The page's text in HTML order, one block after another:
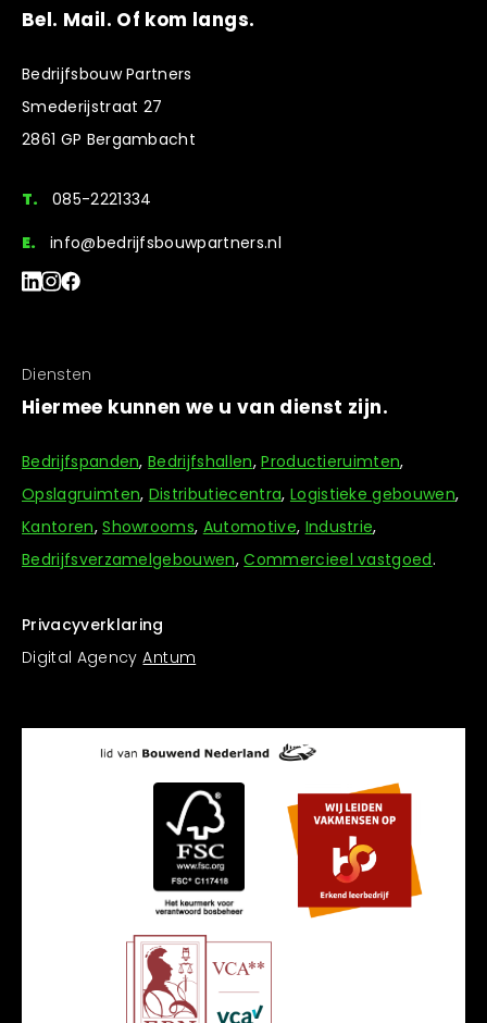
Bel. Mail. Of kom langs.
Bedrijfsbouw Partners
Smederijstraat 27
2861 GP Bergambacht
T.
085-2221334
E.
info@bedrijfsbouwpartners.nl
Diensten
Hiermee kunnen we u van dienst zijn.
Bedrijfspanden,Bedrijfshallen,Productieruimten,
Opslagruimten, Distributiecentra, Logistieke gebouwen,
Kantoren,Showrooms, Automotive, Industrie,
Bedrijfsverzamelgebouwen,Commercieel vastgoed.
Privacyverklaring
Digital Agency Antum